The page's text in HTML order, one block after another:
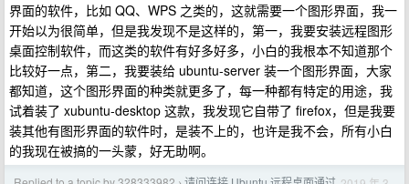
界面的软件，比如 QQ、WPS 之类的，这就需要一个图形界面，我一
开始以为很简单，但是我发现不是这样的，第一，我要安装远程图形
桌面控制软件，而这类的软件有好多好多，小白的我根本不知道那个
比较好一点，第二，我要装给 ubuntu-server 装一个图形界面，大家
都知道，这个图形界面的种类就更多了，每一种都有特定的用途，我
试着装了 xubuntu-desktop 这款，我发现它自带了 firefox，但是我要
装其他有图形界面的软件时，是装不上的，也许是我不会，所有小白
的我现在被搞的一头蒙，好无助啊。